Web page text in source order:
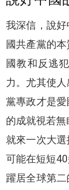
我深信，說
國共產黨的
國教和反逃
力。尤其使
黨專政才是
的成就視若
就來一次大
可能在短短
躍居全球第